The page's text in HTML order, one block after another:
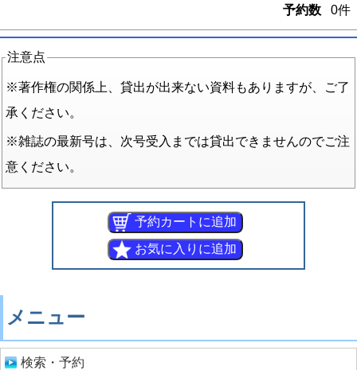
予約数 0件
注意点
※著作権の関係上、貸出が出来ない資料もありますが、ご了
承ください。
※雑誌の最新号は、次号受入までは貸出できませんのでご注
意ください。
メニュー
検索・予約